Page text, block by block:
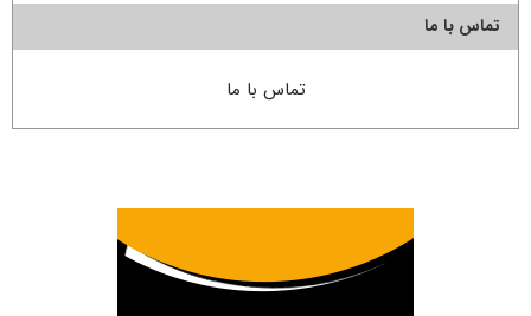
تماس با ما
تماس با ما